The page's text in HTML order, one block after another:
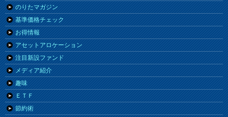
のりたマガジン
基準価格チェック
お得情報
アセットアロケーション
注目新設ファンド
メディア紹介
趣味
ＥＴＦ
節約術